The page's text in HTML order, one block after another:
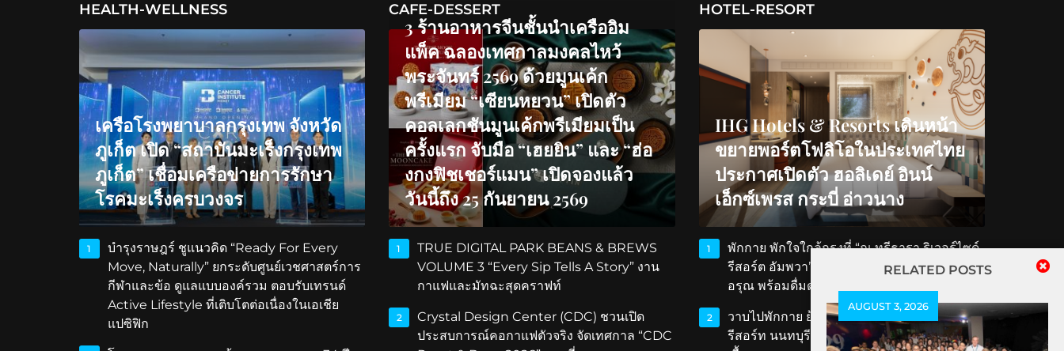
RELATED POSTS
AUGUST 3, 2026
HEALTH-WELLNESS
เครือโรงพยาบาลกรุงเทพ จังหวัด
ภูเก็ต เปิด “สถาบันมะเร็งกรุงเทพ
ภูเก็ต” เชื่อมเครือข่ายการรักษา
โรคมะเร็งครบวงจร
1
บำรุงราษฎร์ ชูแนวคิด “Ready For Every
Move, Naturally” ยกระดับศูนย์เวชศาสตร์การ
กีฬาและข้อ ดูแลแบบองค์รวม ตอบรับเทรนด์
Active Lifestyle ที่เติบโตต่อเนื่องในเอเชีย
แปซิฟิก
CAFE-DESSERT
3 ร้านอาหารจีนชั้นนำเครืออิม
แพ็ค ฉลองเทศกาลมงคลไหว้
พระจันทร์ 2569 ด้วยมูนเค้ก
พรีเมียม “เซียนหยวน” เปิดตัว
คอลเลกชันมูนเค้กพรีเมียมเป็น
ครั้งแรก จับมือ “เฮยยิน” และ “ฮ่อ
งกงฟิชเชอร์แมน” เปิดจองแล้ว
วันนี้ถึง 25 กันยายน 2569
1
TRUE DIGITAL PARK BEANS & BREWS
VOLUME 3 “Every Sip Tells A Story” งาน
กาแฟและมัทฉะสุดคราฟท์
2
Crystal Design Center (CDC) ชวนเปิด
ประสบการณ์คอกาแฟตัวจริง จัดเทศกาล “CDC
HOTEL-RESORT
IHG Hotels & Resorts เดินหน้า
ขยายพอร์ตโฟลิโอในประเทศไทย
ประกาศเปิดตัว ฮอลิเดย์ อินน์
เอ็กซ์เพรส กระบี่ อ่าวนาง
1
พักกาย พักใจใกล้กรุงที่ “ณ ทรีธารา ริเวอร์ไซด์
รีสอร์ต อัมพวา” สัมผัสวิถีริมน้ำ ตักบาตรรับ
อรุณ พร้อมดื่มด่ำเสน่ห์สมุทรสงคราม
2
วาบไปพักกาย ย้อนเวลาไปพักใจที่ ‘ทับขวัญ
รีสอร์ท นนทบุรี’ เสน่ห์เรือนไทยโบราณใกล้แค่